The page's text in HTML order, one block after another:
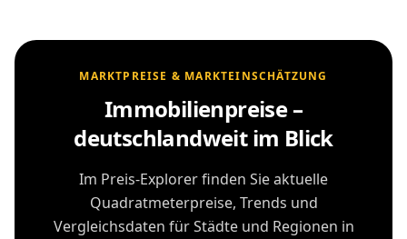
MARKTPREISE & MARKTEINSCHÄTZUNG
Immobilienpreise –
deutschlandweit im Blick
Im Preis-Explorer finden Sie aktuelle
Quadratmeterpreise, Trends und
Vergleichsdaten für Städte und Regionen in